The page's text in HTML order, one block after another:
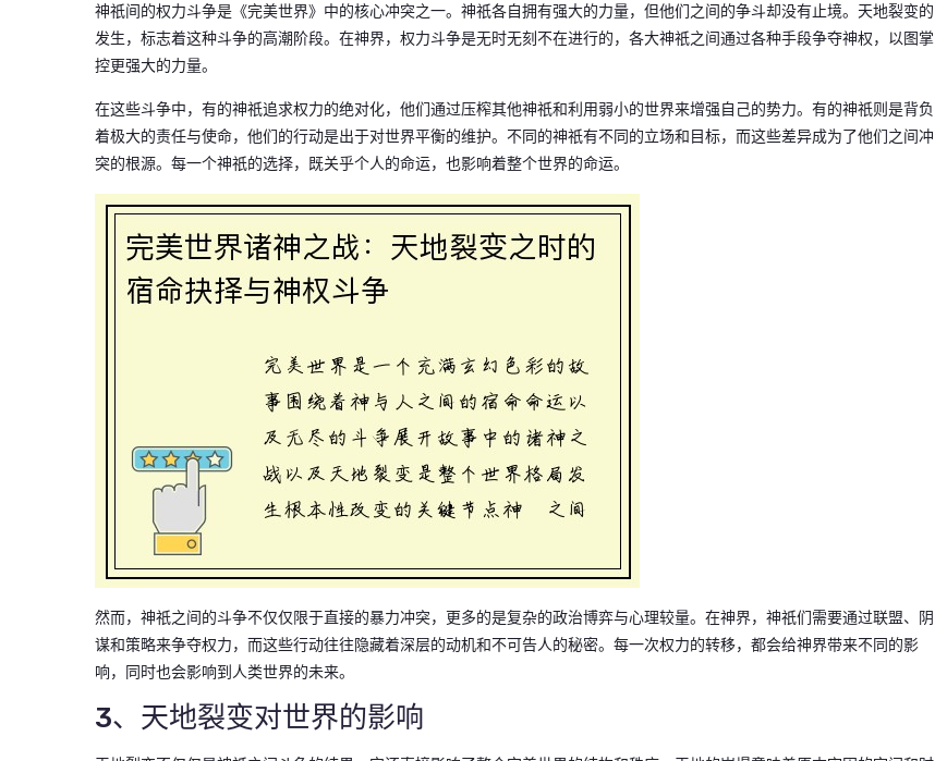
神祇间的权力斗争是《完美世界》中的核心冲突之一。神祇各自拥有强大的力量，但他们之间的争斗却没有止境。天地裂变的
发生，标志着这种斗争的高潮阶段。在神界，权力斗争是无时无刻不在进行的，各大神祇之间通过各种手段争夺神权，以图掌
控更强大的力量。
在这些斗争中，有的神祇追求权力的绝对化，他们通过压榨其他神祇和利用弱小的世界来增强自己的势力。有的神祇则是背负
着极大的责任与使命，他们的行动是出于对世界平衡的维护。不同的神祇有不同的立场和目标，而这些差异成为了他们之间冲
突的根源。每一个神祇的选择，既关乎个人的命运，也影响着整个世界的命运。
然而，神祇之间的斗争不仅仅限于直接的暴力冲突，更多的是复杂的政治博弈与心理较量。在神界，神祇们需要通过联盟、阴
谋和策略来争夺权力，而这些行动往往隐藏着深层的动机和不可告人的秘密。每一次权力的转移，都会给神界带来不同的影
响，同时也会影响到人类世界的未来。
3、天地裂变对世界的影响